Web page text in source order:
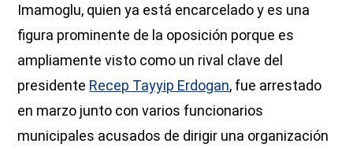
Imamoglu, quien ya está encarcelado y es una
figura prominente de la oposición porque es
ampliamente visto como un rival clave del
presidente Recep Tayyip Erdogan, fue arrestado
en marzo junto con varios funcionarios
municipales acusados de dirigir una organización